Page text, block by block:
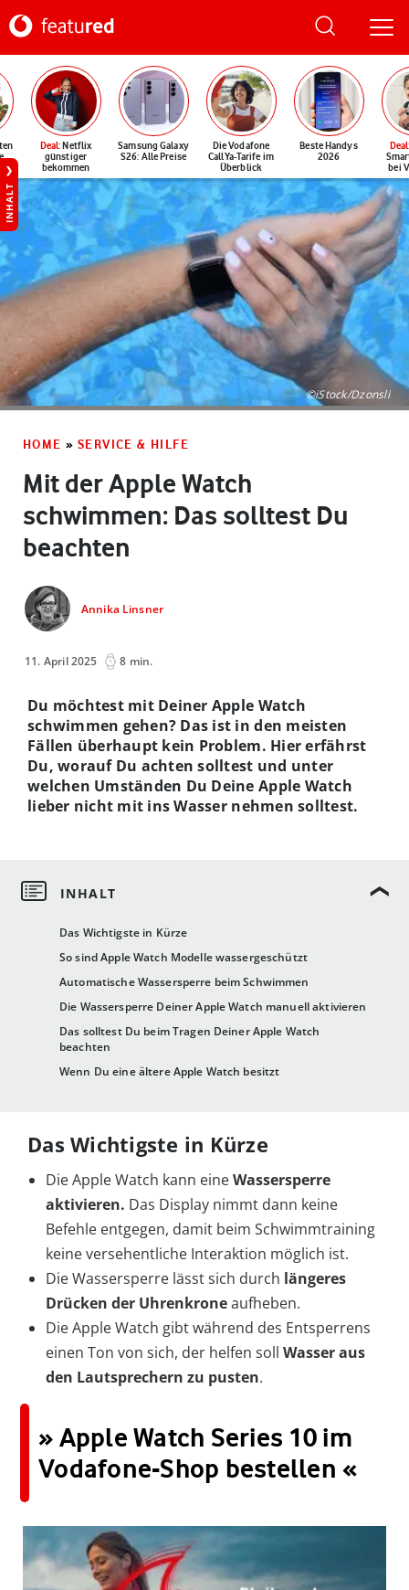
Deal: Netflix
günstiger
bekommen
Samsung Galaxy
S26: Alle Preise
Die Vodafone
CallYa-Tarife im
Überblick
Beste Handys
2026
Deal
bei
INHALT
©iStock/Dzonsli
HOME » SERVICE & HILFE
Mit der Apple Watch
schwimmen: Das solltest Du
beachten
Annika Linsner
11. April 2025 8 min.
Das Wichtigste in Kürze
So sind Apple Watch Modelle wassergeschützt
Automatische Wassersperre beim Schwimmen
Die Wassersperre Deiner Apple Watch manuell aktivieren
Das solltest Du beim Tragen Deiner Apple Watch
beachten
Wenn Du eine ältere Apple Watch besitzt
Du möchtest mit Deiner Apple Watch
schwimmen gehen? Das ist in den meisten
Fällen überhaupt kein Problem. Hier erfährst
Du, worauf Du achten solltest und unter
welchen Umständen Du Deine Apple Watch
lieber nicht mit ins Wasser nehmen solltest.
Das Wichtigste in Kürze
Die Apple Watch kann eineWassersperre
aktivieren. Das Display nimmt dann keine
Befehle entgegen, damit beim Schwimmtraining
keine versehentliche Interaktion möglich ist.
Die Wassersperre lässt sich durch längeres
Drücken der Uhrenkroneaufheben.
Die Apple Watch gibt während des Entsperrens
einen Ton von sich, der helfen soll Wasser aus
den Lautsprechern zu pusten.
» Apple Watch Series 10 im
Vodafone-Shop bestellen «